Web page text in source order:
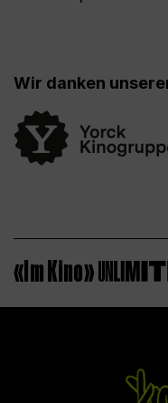
Wir danken
«Im Kino»